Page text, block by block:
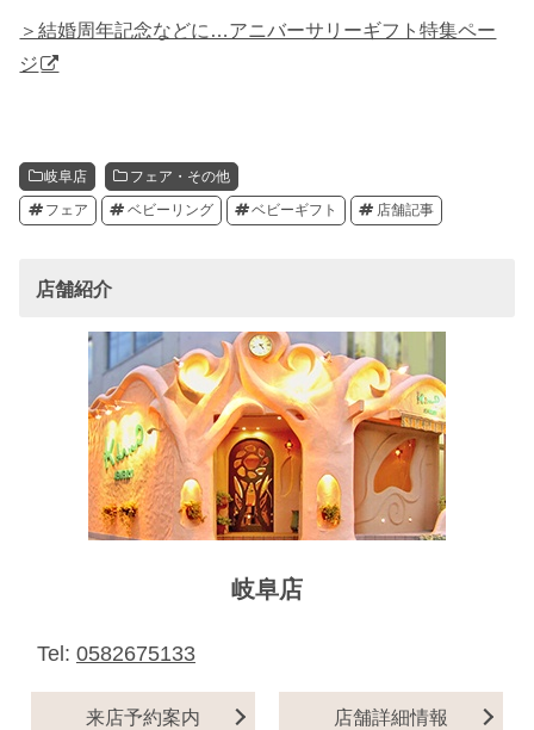
＞結婚周年記念などに…アニバーサリーギフト特集ペー
ジ
岐阜店 フェア・その他
フェア ベビーリング ベビーギフト 店舗記事
店舗紹介
岐阜店
Tel: 0582675133
来店予約案内 店舗詳細情報